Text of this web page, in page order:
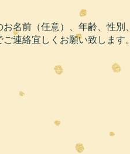
名前（任意）、年齢、性別
連絡宜しくお願い致します